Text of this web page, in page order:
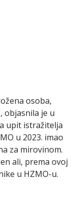
osoba,
objasnila je u
upit istražitelja
u 2023. imao
za mirovinom.
ali, prema ovoj
u HZMO-u.